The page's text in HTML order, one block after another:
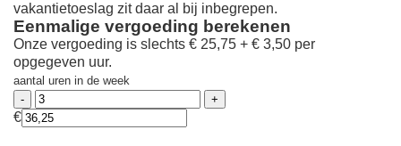
vakantietoeslag zit daar al bij inbegrepen.
Eenmalige vergoeding berekenen
Onze vergoeding is slechts € 25,75 + € 3,50 per
opgegeven uur.
aantal uren in de week
€